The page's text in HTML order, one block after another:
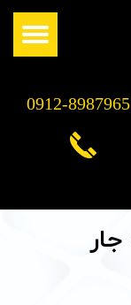
0912-8987965